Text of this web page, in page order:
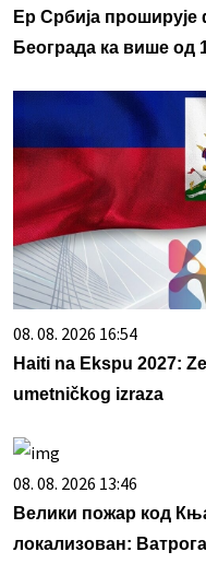
Ер Србија
Београда ка више од
08. 08. 2026 16:54
Haiti na Ekspu 2027:
umetničkog izraza
08. 08. 2026 13:46
Велики пожар код
локализован: